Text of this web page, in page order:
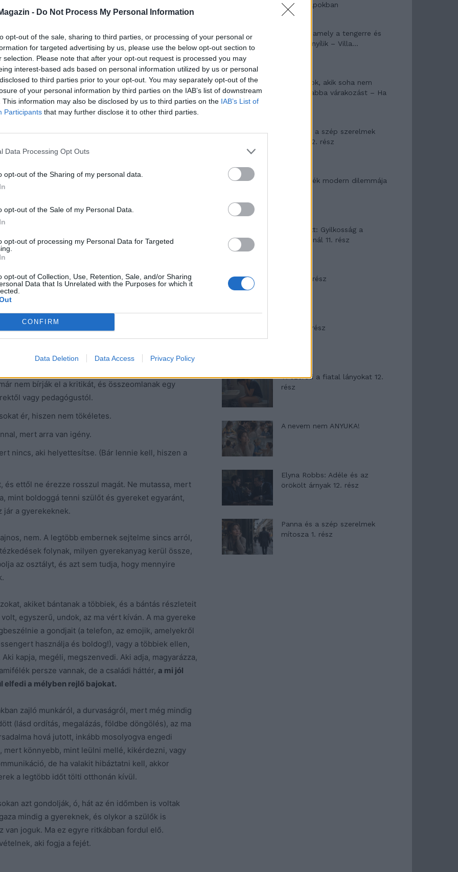
- Do Not Process My Personal Information
opt-out of the sale, sharing to third parties, or processing of your personal or
for targeted advertising by us, please use the below opt-out section to
selection. Please note that after your opt-out request is processed you may
interest-based ads based on personal information utilized by us or personal
to third parties prior to your opt-out. You may separately opt-out of the
of your personal information by third parties on the IAB’s list of downstream
This information may also be disclosed by us to third parties on the IAB’s List of
Participants that may further disclose it to other third parties.
Data Processing Opt Outs
opt-out of the Sharing of my personal data.
opt-out of the Sale of my Personal Data.
opt-out of processing my Personal Data for Targeted
opt-out of Collection, Use, Retention, Sale, and/or Sharing
Data that Is Unrelated with the Purposes for which it
CONFIRM
Data Deletion Data Access Privacy Policy
jut, kiátkozzák, leordítják, és ezt is nyugodtan bírnia
amíg minimum ötös vagy négyes nem lesz.
olcsók és kiválók, lehetőleg ingyenesek.Ne
vigye az osztályát mindig, mindenfelé, de abban
is, és ha még jó fej, egy plázázást is beilleszt a
meg, ha a szülő azt akarja, de nézzenek fel
addig, amíg belé lehet kötni.
pályán minimum, és már sok mindent látott, hallott:
vagy szerette a gyerekeket, szívesen tanított,
vagy kritizálták folyamatosan.
a papírokról szólnak. A valóságban senki
ha a gyerekek verik egymást az iskolaudvaron.
lenyugtatni, ez ma egyenlő a nullával, mert
minden résztevevő gyerek hozzátartozóját, meg
és viselnie kell a későbbi támadásokat, mert
tudja, hogy nem képes megakadályozni az
a dolga, ezért kapja a fizetését. Hogy a
és mire képesek azért, hogy bosszút
nem bírják el a kritikát, és összeomlanak egy
vagy pedagógustól.
ér, hiszen nem tökéletes.
mert arra van igény.
nincs, aki helyettesítse. (Bár lennie kell, hiszen a
és ettől ne érezze rosszul magát. Ne mutassa, mert
mint boldoggá tenni szülőt és gyereket egyaránt,
jár a gyerekeknek.
nem. A legtöbb embernek sejtelme sincs arról,
folynak, milyen gyerekanyag kerül össze,
az osztályt, és azt sem tudja, hogy mennyire
akiket bántanak a többiek, és a bántás részleteit
egyszerű, undok, az ma vért kíván. A ma gyereke
a gondjait (a telefon, az emojik, amelyekről
használja és boldog!), vagy a többiek ellen,
kapja, megéli, megszenvedi. Aki adja, magyarázza,
persze vannak, de a családi háttér, a mi jól
a mélyben rejlő bajokat.
zajló munkáról, a durvaságról, mert még mindig
(lásd ordítás, megalázás, földbe döngölés), az ma
hová jutott, inkább mosolyogva engedi
könnyebb, mint leülni mellé, kikérdezni, vagy
de ha valakit hibáztatni kell, akkor
a legtöbb időt tölti otthonán kívül.
azt gondolják, ó, hát az én időmben is voltak
mindig a gyereknek, és olykor a szülők is
van joguk. Ma ez egyre ritkábban fordul elő.
aki fogja a fejét.
hétköznapokban
Egy ház, amely a tengerre és
a fényre nyílik – Villa...
A családok, akik soha nem
hagyták abba várakozást – Ha
Panna és a szép szerelmek
mítosza 2. rész
Az ereklyék modern dilemmája
T. Barnett: Gyilkosság a
Garda-tónál 11. rész
Minka 8. rész
Minka 7. rész
T. szereti a fiatal lányokat 12.
rész
A nevem nem ANYUKA!
Elyna Robbs: Adéle és az
örökölt árnyak 12. rész
Panna és a szép szerelmek
mítosza 1. rész